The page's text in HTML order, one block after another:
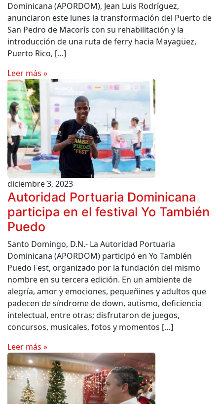
Dominicana (APORDOM), Jean Luis Rodríguez,
anunciaron este lunes la transformación del Puerto de
San Pedro de Macorís con su rehabilitación y la
introducción de una ruta de ferry hacia Mayagüez,
Puerto Rico, […]
Leer más »
diciembre 3, 2023
Autoridad Portuaria Dominicana
participa en el festival Yo También
Puedo
Santo Domingo, D.N.- La Autoridad Portuaria
Dominicana (APORDOM) participó en Yo También
Puedo Fest, organizado por la fundación del mismo
nombre en su tercera edición. En un ambiente de
alegría, amor y emociones, pequeñines y adultos que
padecen de síndrome de down, autismo, deficiencia
intelectual, entre otras; disfrutaron de juegos,
concursos, musicales, fotos y momentos […]
Leer más »